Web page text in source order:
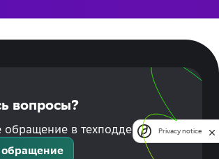
вопросы?
обращение в техподдержку!
обращение
Privacy notice